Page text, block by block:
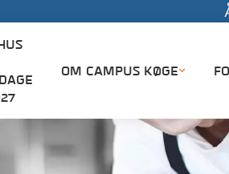
OM CAMPUS KØGE